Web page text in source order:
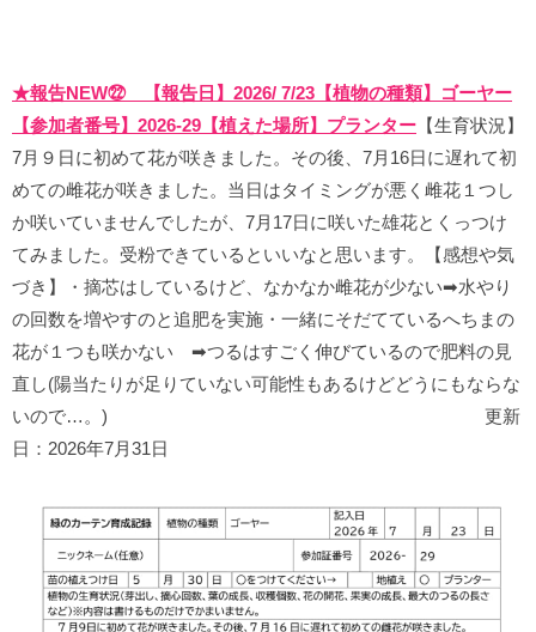
★報告NEW㉒ 【報告日】2026/ 7/23【植物の種類】ゴーヤー
【参加者番号】2026-29【植えた場所】プランター 【生育状況】
7月９日に初めて花が咲きました。その後、7月16日に遅れて初
めての雌花が咲きました。当日はタイミングが悪く雌花１つし
か咲いていませんでしたが、7月17日に咲いた雄花とくっつけ
てみました。受粉できているといいなと思います。【感想や気
づき】・摘芯はしているけど、なかなか雌花が少ない➡水やり
の回数を増やすのと追肥を実施・一緒にそだてているへちまの
花が１つも咲かない ➡つるはすごく伸びているので肥料の見
直し(陽当たりが足りていない可能性もあるけどどうにもならな
いので…。) 更新
日：2026年7月31日